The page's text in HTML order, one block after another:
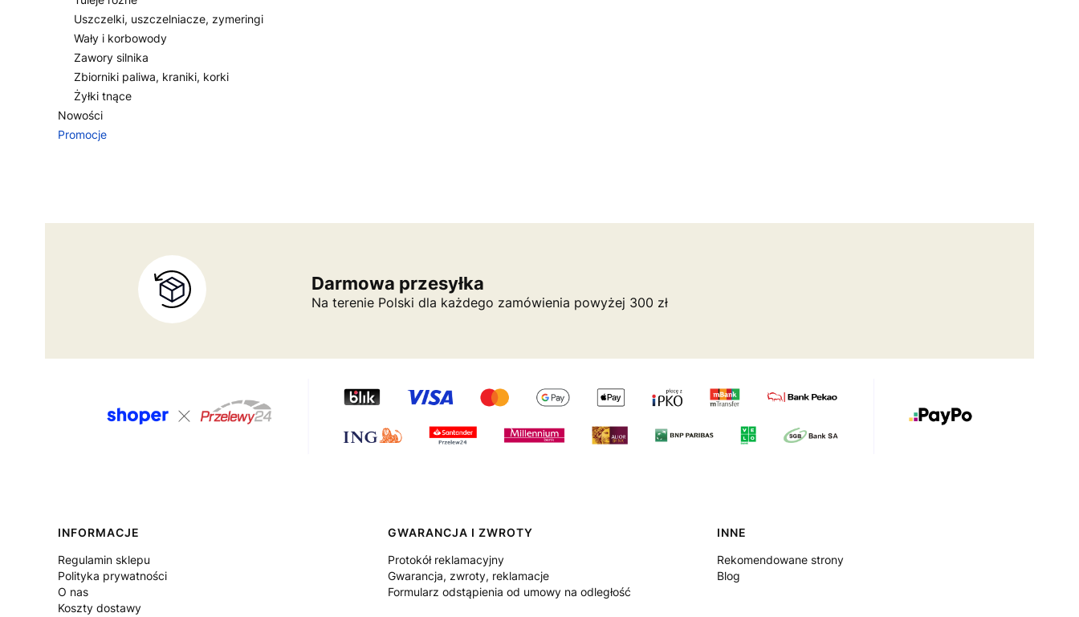
Uszczelki, uszczelniacze, zymeringi
Wały i korbowody
Zawory silnika
Zbiorniki paliwa, kraniki, korki
Żyłki tnące
Nowości
Promocje
Darmowa przesyłka
Na terenie Polski dla każdego zamówienia powyżej 300 zł
Linki w stopce
INFORMACJE
Regulamin sklepu
Polityka prywatności
O nas
Koszty dostawy
GWARANCJA I ZWROTY
Protokół reklamacyjny
Gwarancja, zwroty, reklamacje
Formularz odstąpienia od umowy na odległość
INNE
Rekomendowane strony
Blog